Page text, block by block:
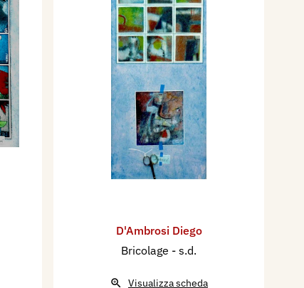
D'Ambrosi Diego
Bricolage - s.d.
Visualizza scheda